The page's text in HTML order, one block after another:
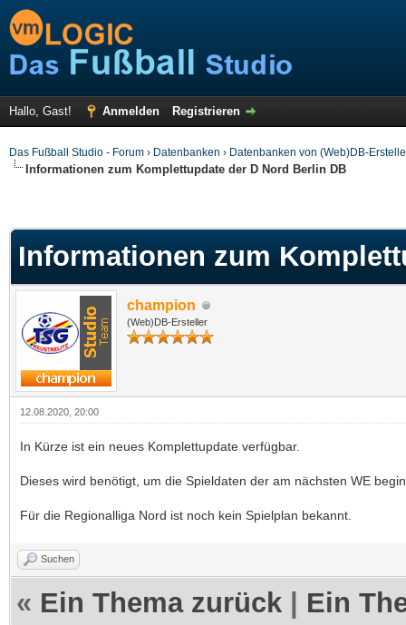
Hallo, Gast! Anmelden Registrieren
Das Fußball Studio - Forum › Datenbanken › Datenbanken von (Web)DB-
Informationen zum Komplettupdate der D Nord Berlin DB
Informationen zum
champion
(Web)DB-Ersteller
12.08.2020, 20:00
In Kürze ist ein neues Komplettupdate verfügbar.
Dieses wird benötigt, um die Spieldaten der am nächsten WE
Für die Regionalliga Nord ist noch kein Spielplan bekannt.
Suchen
« Ein Thema zurück Ein